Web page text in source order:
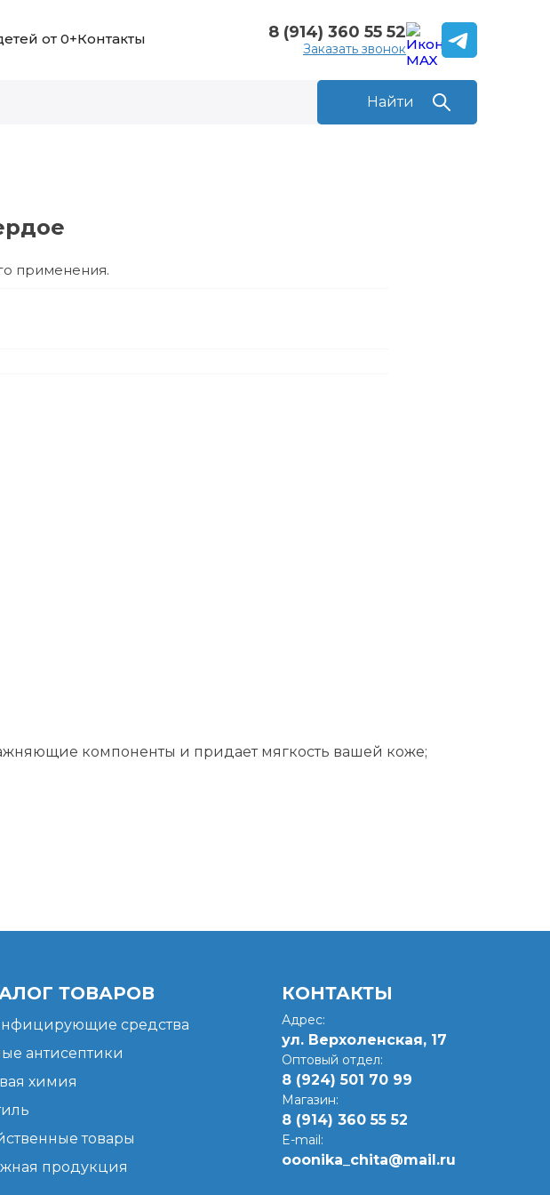
от 0+Контакты 8 (914) 360 55 52
Заказать звонок
применения.
компоненты и придает мягкость вашей коже;
ТОВАРОВ
средства
антисептики
химия
товары
продукция
КОНТАКТЫ
Адрес:
ул. Верхоленская, 17​
Оптовый отдел:
8 (924) 501 70 99
Магазин:
8 (914) 360 55 52
E-mail:
ooonika_chita@mail.ru